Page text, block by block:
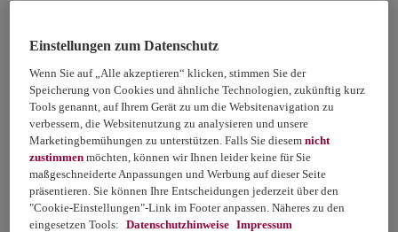
Einstellungen zum Datenschutz
Wenn Sie auf „Alle akzeptieren“ klicken, stimmen Sie der
Speicherung von Cookies und ähnliche Technologien, zukünftig kurz
Tools genannt, auf Ihrem Gerät zu um die Websitenavigation zu
verbessern, die Websitenutzung zu analysieren und unsere
Marketingbemühungen zu unterstützen. Falls Sie diesemnicht
zustimmen möchten, können wir Ihnen leider keine für Sie
maßgeschneiderte Anpassungen und Werbung auf dieser Seite
präsentieren. Sie können Ihre Entscheidungen jederzeit über den
"Cookie-Einstellungen"-Link im Footer anpassen. Näheres zu den
eingesetzen Tools: Datenschutzhinweise Impressum